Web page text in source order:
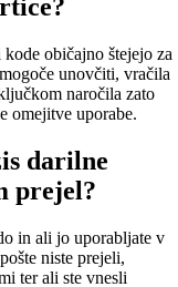
običajno štejejo za
unovčiti, vračila
naročila zato
omejitve uporabe.
darilne
prejel?
in ali jo uporabljate v
niste prejeli,
ter ali ste vnesli